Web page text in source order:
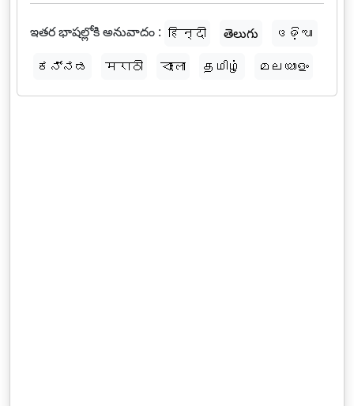
ఇతర భాషల్లోకి అనువాదం : हिन्दी తెలుగు
ଓଡ଼ିଆ
ಕನ್ನಡ
मराठी বাংলা தமிழ் മലയാളം